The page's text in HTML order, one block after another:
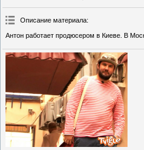
Описание материала:
Антон работает продюсером в Киеве. В